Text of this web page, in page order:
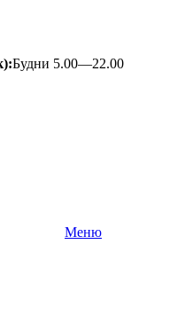
Будни 5.00—22.00
Меню